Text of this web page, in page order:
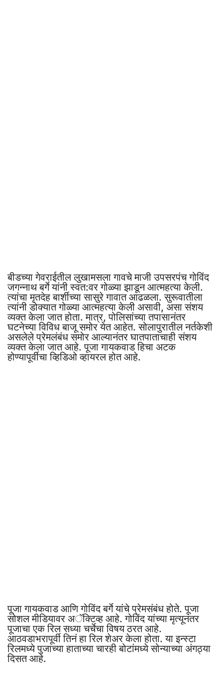
बीडच्या गेवराईतील लुखामसला गावचे माजी उपसरपंच गोविंद
जगन्नाथ बर्गे यांनी स्वत:वर गोळ्या झाडून आत्महत्या केली.
त्यांचा मृतदेह बार्शीच्या सासुरे गावात आढळला. सुरूवातीला
त्यांनी डोक्यात गोळ्या आत्महत्या केली असावी, असा संशय
व्यक्त केला जात होता. मात्र, पोलिसांच्या तपासानंतर
घटनेच्या विविध बाजू समोर येत आहेत. सोलापुरातील नर्तकेशी
असलेले प्रेमलंबंध समोर आल्यानंतर घातपाताचाही संशय
व्यक्त केला जात आहे. पूजा गायकवाड हिचा अटक
होण्यापूर्वीचा व्हिडिओ व्हायरल होत आहे.
पूजा गायकवाड आणि गोविंद बर्गे यांचे प्रेमसंबंध होते. पूजा
सोशल मीडियावर अॅक्टिव्ह आहे. गोविंद यांच्या मृत्यूनंतर
पूजाचा एक रिल सध्या चर्चेचा विषय ठरत आहे.
आठवडाभरापूर्वी तिनं हा रिल शेअर केला होता. या इन्स्टा
रिलमध्ये पुजाच्या हाताच्या चारही बोटांमध्ये सोन्याच्या अंगठ्या
दिसत आहे.